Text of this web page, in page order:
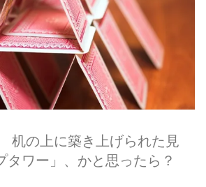
机の上に築き上げられた見
タワー」、かと思ったら？